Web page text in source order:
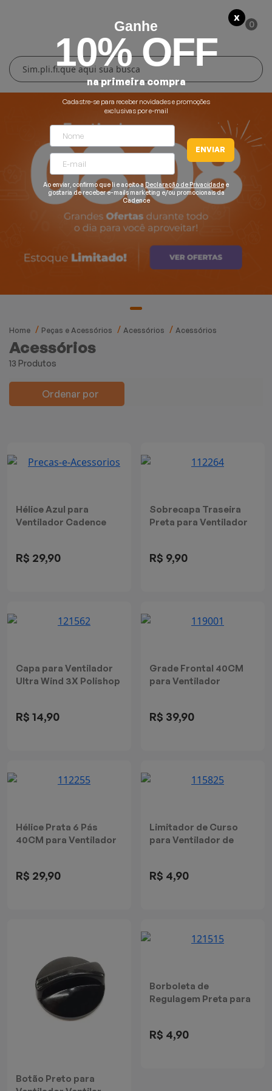
0
Home Peças e Acessórios Acessórios Acessórios
Acessórios
13 Produtos
Ordenar por
Hélice Azul para
Ventilador Cadence
R$ 29,90
Sobrecapa Traseira
Preta para Ventilador
R$ 9,90
Capa para Ventilador
Ultra Wind 3X Polishop
R$ 14,90
Grade Frontal 40CM
para Ventilador
R$ 39,90
Hélice Prata 6 Pás
40CM para Ventilador
R$ 29,90
Limitador de Curso
para Ventilador de
R$ 4,90
Botão Preto para
Borboleta de
Regulagem Preta para
R$ 4,90
X
Ganhe
10% OFF
na primeira compra
Cadastre-se para receber novidades e promoções
exclusivas por e-mail
ENVIAR
Ao enviar, confirmo que li e aceito a Declaração de Privacidadee
gostaria de receber e-mails marketing e/ou promocionais da
Cadence
Cozinha
Blenders
Liquidificadores
Grills e Sanduicheiras
Chaleiras Elétricas
Máquina de Waffle
Cooktops
Batedeiras
Lar
Ferros e Passadeiras
Conforto Térmico
Aquecedores
Climatizadores
Ventiladores
Cuidados Pessoais
Escovas Secadoras
Secadores
Cortadores de Cabelo
Pranchas